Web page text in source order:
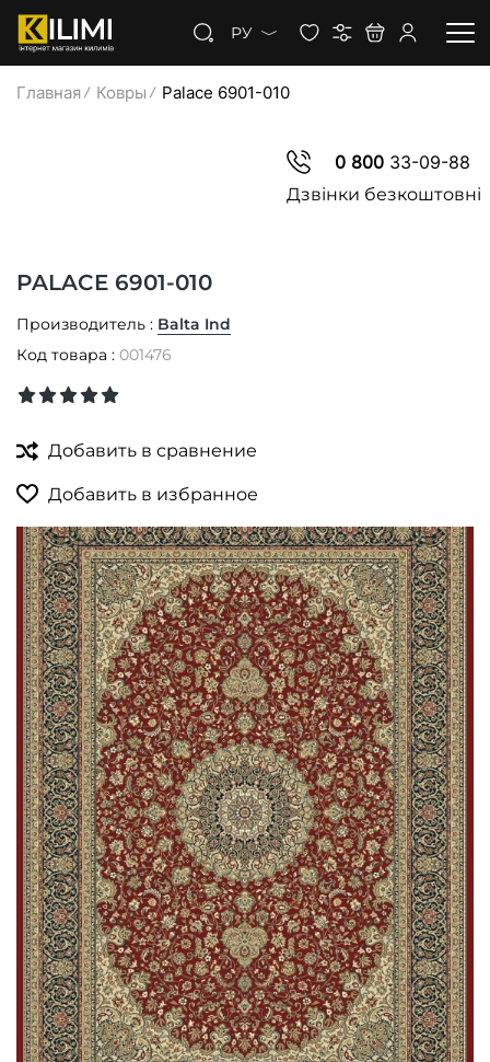
РУ
Главная Ковры Palace 6901-010
0 80033-09-88
Дзвінки безкоштовні
PALACE 6901-010
Производитель : Balta Ind
Код товара : 001476
Добавить в сравнение
Добавить в избранное